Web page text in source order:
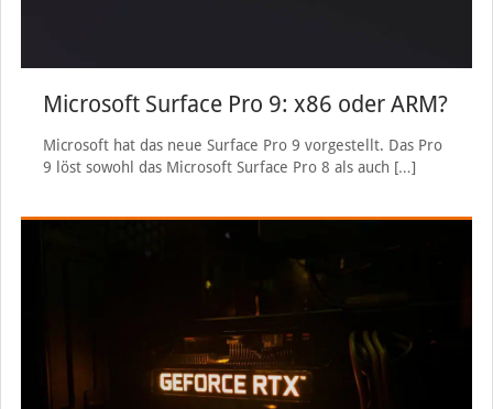
Microsoft Surface Pro 9: x86 oder ARM?
Microsoft hat das neue Surface Pro 9 vorgestellt. Das Pro
9 löst sowohl das Microsoft Surface Pro 8 als auch […]